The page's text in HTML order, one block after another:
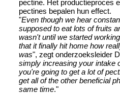
pectine. Het productieproces
pectines bepalen hun effect.
"Even though we hear
supposed to eat lots of fruits
wasn't until we started
that it finally hit home how
was", zegt onderzoeksleider
simply increasing your intake
you're going to get a lot of
get all of the other beneficial
same time."